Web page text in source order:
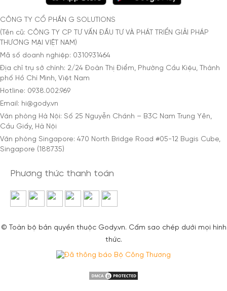
CÔNG TY CỔ PHẦN G SOLUTIONS
(Tên cũ: CÔNG TY CP TƯ VẤN ĐẦU TƯ VÀ PHÁT TRIỂN GIẢI PHÁP
THƯƠNG MẠI VIỆT NAM)
Mã số doanh nghiệp: 0310931464
Địa chỉ trụ sở chính: 2/24 Đoàn Thị Điểm, Phường Cầu Kiệu, Thành
phố Hồ Chí Minh, Việt Nam
Hotline: 0938.002.969
Email: hi@gody.vn
Văn phòng Hà Nội: Số 25 Nguyễn Chánh – B3C Nam Trung Yên,
Cầu Giấy, Hà Nội
Văn phòng Singapore: 470 North Bridge Road #05-12 Bugis Cube,
Singapore (188735)
Phương thức thanh toán
© Toàn bộ bản quyền thuộc Gody.vn. Cấm sao chép dưới mọi hình
thức.